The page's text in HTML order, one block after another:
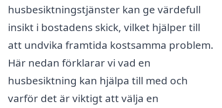
husbesiktningstjänster kan ge värdefull
insikt i bostadens skick, vilket hjälper till
att undvika framtida kostsamma problem.
Här nedan förklarar vi vad en
husbesiktning kan hjälpa till med och
varför det är viktigt att välja en